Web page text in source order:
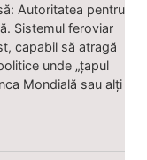
Autoritatea pentru
Sistemul feroviar
capabil să atragă
unde „țapul
Mondială sau alți